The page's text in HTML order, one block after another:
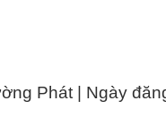
Phát | Ngày